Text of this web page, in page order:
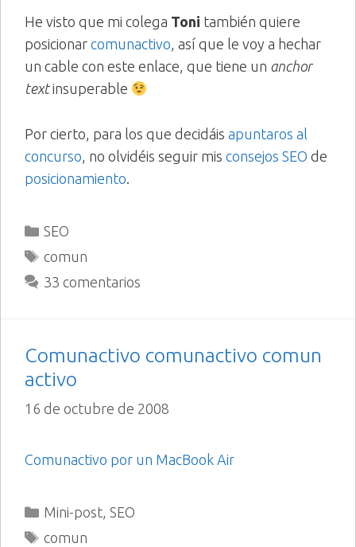
He visto que mi colega Toni también quiere
posicionar comunactivo, así que le voy a hechar
un cable con este enlace, que tiene un anchor
textinsuperable
Por cierto, para los que decidáis apuntaros al
concurso, no olvidéis seguir mis consejos SEO de
posicionamiento.
Categorías
SEO
Etiquetas
comun
33 comentarios
Comunactivo comunactivo comun
activo
16 de octubre de 2008
Comunactivo por un MacBook Air
Categorías
Mini-post, SEO
Etiquetas
comun